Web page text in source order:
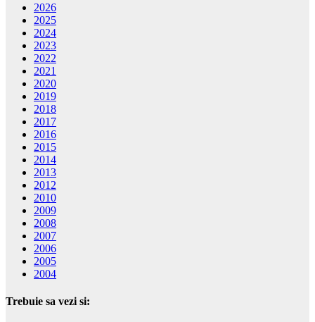
2026
2025
2024
2023
2022
2021
2020
2019
2018
2017
2016
2015
2014
2013
2012
2010
2009
2008
2007
2006
2005
2004
Trebuie sa vezi si: